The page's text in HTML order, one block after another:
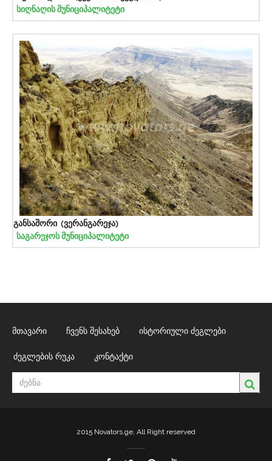
სიღნაღის მუნიციპალიტეტი
განსაშორი (ვერანგარეჯა)
საგარეჯოს მუნიციპალიტეტი
მთავარი ჩვენს შესახებ ისტორიული ძეგლები
ძეგლების რუკა კონტაქტი
2015 Novators.ge, All Right reserved